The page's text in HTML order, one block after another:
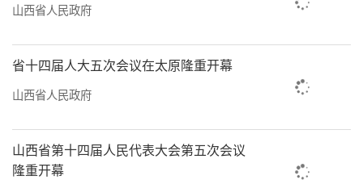
山西省人民政府
省十四届人大五次会议在太原隆重开幕
山西省人民政府
山西省第十四届人民代表大会第五次会议
隆重开幕